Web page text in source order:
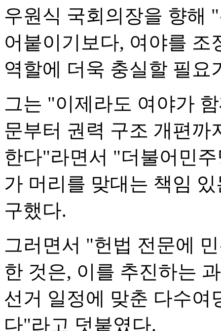
우원식 국회의장을 향해
어붙이기보다, 여야를 조
역할에 더욱 충실할 필요
그는 "이제라도 여야가
문부터 권력 구조 개편까
한다"라면서 "더불어민
가 머리를 맞대는 책임
구했다.
그러면서 "헌법 전문에
한 것은, 이를 추진하는
선거 일정에 맞춘 다수여
다"라고 덧붙였다.